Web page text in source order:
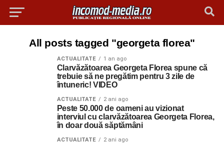
All posts tagged "georgeta florea"
ACTUALITATE 1 an ago
Clarvăzătoarea Georgeta Florea spune că
trebuie să ne pregătim pentru 3 zile de
întuneric! VIDEO
ACTUALITATE 2 ani ago
Peste 50.000 de oameni au vizionat
interviul cu clarvăzătoarea Georgeta Florea,
în doar două săptămâni
ACTUALITATE 2 ani ago